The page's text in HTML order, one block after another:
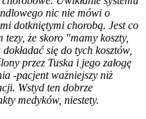
nic nie mówi o
dotkniętymi chorobą. Jest co
że skoro "mamy koszty,
się do tych kosztów,
przez Tuska i jego załogę
-pacjent ważniejszy niż
Wstyd ten dobrze
medyków, niestety.